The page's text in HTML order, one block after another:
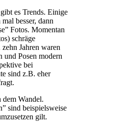
es Trends. Einige
besser, dann
Fotos. Momentan
schräge
Jahren waren
und Posen modern
bei
sind z.B. eher
Wandel.
sind beispielsweise
gilt.